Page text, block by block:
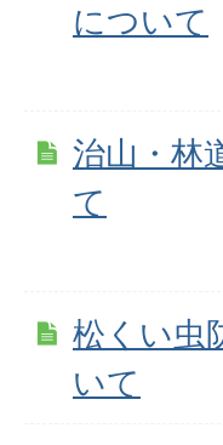
について
治山・林
て
松くい虫
いて